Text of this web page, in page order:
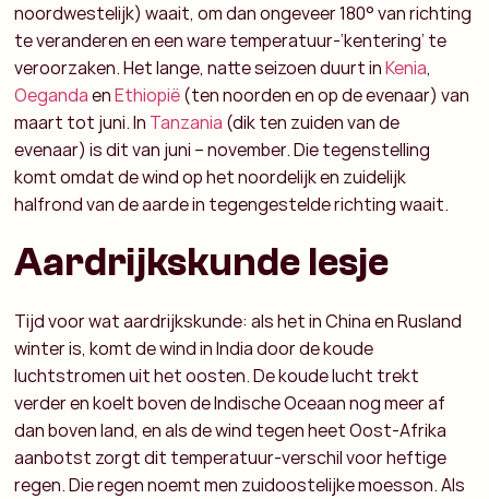
noordwestelijk) waait, om dan ongeveer 180° van richting
te veranderen en een ware temperatuur-‘kentering’ te
veroorzaken. Het lange, natte seizoen duurt inKenia,
OegandaenEthiopië(ten noorden en op de evenaar) van
maart tot juni. In Tanzania (dik ten zuiden van de
evenaar) is dit van juni – november. Die tegenstelling
komt omdat de wind op het noordelijk en zuidelijk
halfrond van de aarde in tegengestelde richting waait.
Aardrijkskunde lesje
Tijd voor wat aardrijkskunde: als het in China en Rusland
winter is, komt de wind in India door de koude
luchtstromen uit het oosten. De koude lucht trekt
verder en koelt boven de Indische Oceaan nog meer af
dan boven land, en als de wind tegen heet Oost-Afrika
aanbotst zorgt dit temperatuur-verschil voor heftige
regen. Die regen noemt men zuidoostelijke moesson. Als